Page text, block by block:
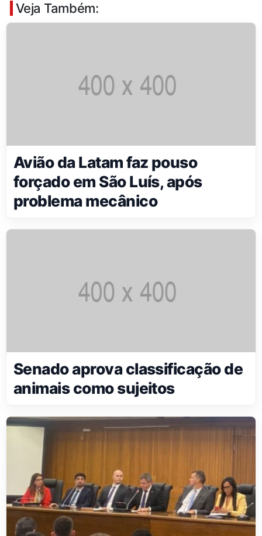
Veja Também:
Avião da Latam faz pouso
forçado em São Luís, após
problema mecânico
Senado aprova classificação de
animais como sujeitos